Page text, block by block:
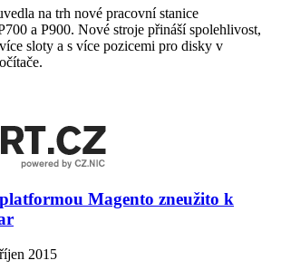
na trh nové pracovní stanice
a P900. Nové stroje přináší spolehlivost,
sloty a s více pozicemi pro disky v
Magento zneužito k
2015